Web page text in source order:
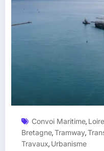
Convoi Maritime, Loire
Bretagne,Tramway,
Travaux, Urbanisme